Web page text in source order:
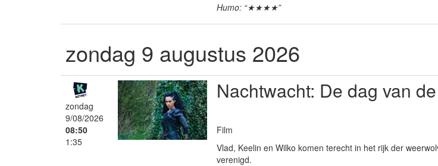
Humo: “★★★★”
zondag 9 augustus 2026
zondag
9/08/2026
08:50
1:35
Nachtwacht: De dag van
Film
Vlad, Keelin en Wilko komen terecht in het rijk der
verenigd.